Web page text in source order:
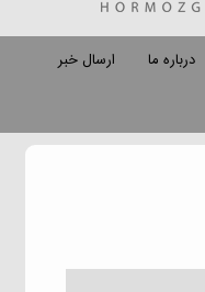
درباره ما
ارسال خبر